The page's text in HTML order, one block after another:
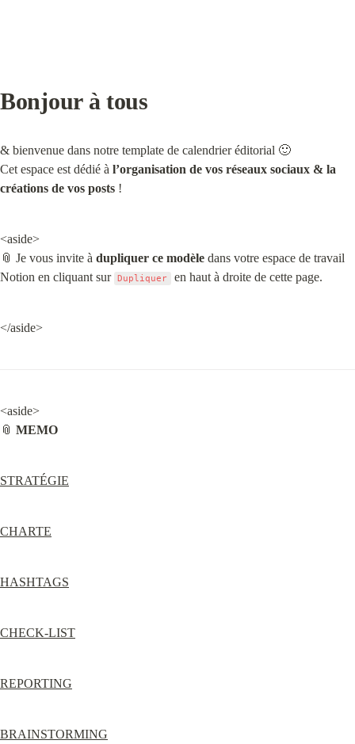
Bonjour à tous
& bienvenue dans notre template de calendrier éditorial 🙂
Cet espace est dédié à l’organisation de vos réseaux sociaux & la
créations de vos posts !
<aside>
📎 Je vous invite à dupliquer ce modèle dans votre espace de travail
Notion en cliquant sur Dupliquer en haut à droite de cette page.
</aside>
<aside>
📎 MEMO
STRATÉGIE
CHARTE
HASHTAGS
CHECK-LIST
REPORTING
BRAINSTORMING